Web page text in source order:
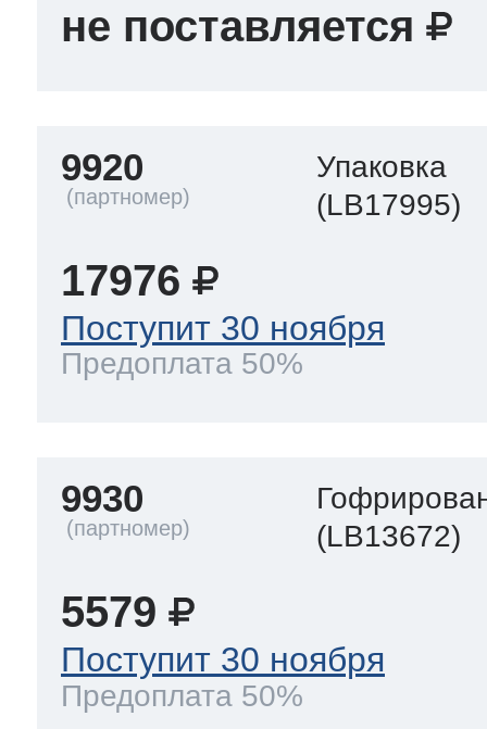
не поставляется
9920
Упаковка
(LB17995)
17976
Поступит 30 ноября
Предоплата 50%
9930
(LB13672)
5579
Поступит 30 ноября
Предоплата 50%